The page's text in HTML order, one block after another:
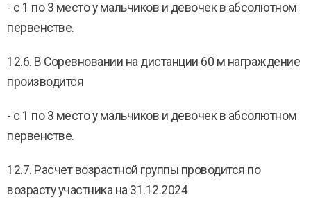
- с 1 по 3 место у мальчиков и девочек в абсолютном
первенстве.
12.6. В Соревновании на дистанции 60 м награждение
производится
- с 1 по 3 место у мальчиков и девочек в абсолютном
первенстве.
12.7. Расчет возрастной группы проводится по
возрасту участника на 31.12.2024